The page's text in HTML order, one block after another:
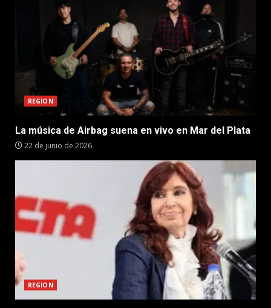
REGION
La música de Airbag suena en vivo en Mar del Plata
22 de junio de 2026
REGION